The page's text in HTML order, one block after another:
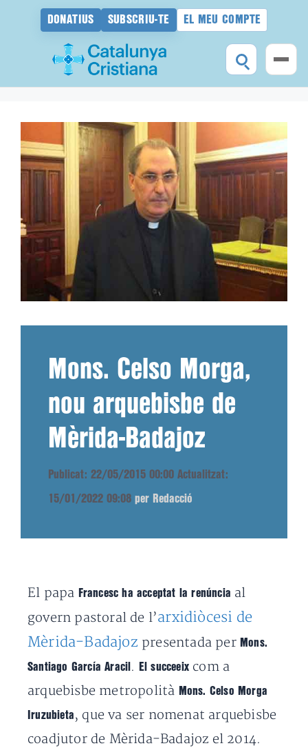
DONATIUS SUBSCRIU-TE EL MEU COMPTE
Mons. Celso Morga,
nou arquebisbe de
Mèrida-Badajoz
Publicat: 22/05/2015 00:00 Actualitzat:
15/01/2022 09:08 per Redacció
El papa Francesc ha acceptat la renúncia al
govern pastoral de l’arxidiòcesi de
Mèrida-Badajoz presentada perMons.
Santiago García Aracil . El succeeix com a
arquebisbe metropolità Mons. Celso Morga
Iruzubieta , que va ser nomenat arquebisbe
coadjutor de Mèrida-Badajoz el 2014.